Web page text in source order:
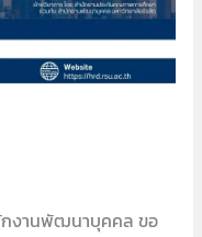
งานพัฒนาบุคคล ขอ